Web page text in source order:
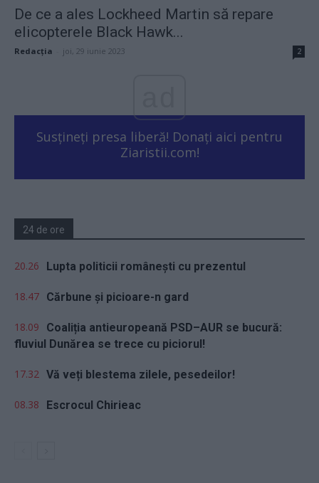
De ce a ales Lockheed Martin să repare
elicopterele Black Hawk...
Redacţia joi, 29 iunie 2023 2
Susțineți presa liberă! Donați aici pentru
Ziaristii.com!
24 de ore
20.26 Lupta politicii românești cu prezentul
18.47 Cărbune și picioare-n gard
18.09
Coaliția antieuropeană PSD–AUR se bucură:
fluviul Dunărea se trece cu piciorul!
17.32 Vă veți blestema zilele, pesedeilor!
08.38 Escrocul Chirieac